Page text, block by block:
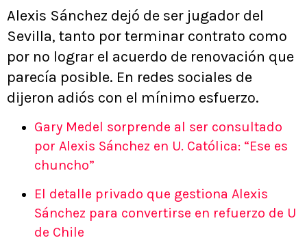
Alexis Sánchez dejó de ser jugador del
Sevilla, tanto por terminar contrato como
por no lograr el acuerdo de renovación que
parecía posible. En redes sociales de
dijeron adiós con el mínimo esfuerzo.
Gary Medel sorprende al ser consultado
por Alexis Sánchez en U. Católica: “Ese es
chuncho”
El detalle privado que gestiona Alexis
Sánchez para convertirse en refuerzo de U
de Chile